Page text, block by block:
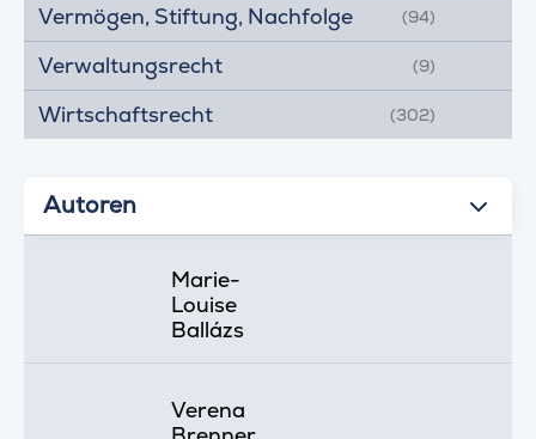
Vermögen, Stiftung, Nachfolge (94)
Verwaltungsrecht (9)
Wirtschaftsrecht (302)
Autoren
Marie-
Louise
Ballázs
Verena